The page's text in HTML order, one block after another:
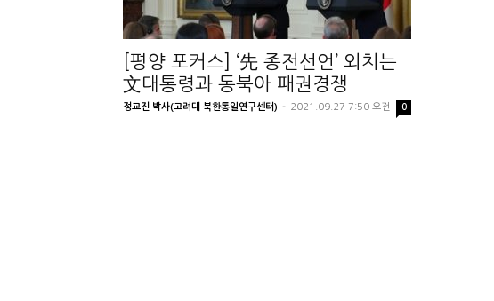
[평양 포커스] ‘先 종전선언’ 외치는
文대통령과 동북아 패권경쟁
정교진 박사(고려대 북한통일연구센터) - 2021.09.27 7:50 오전 0